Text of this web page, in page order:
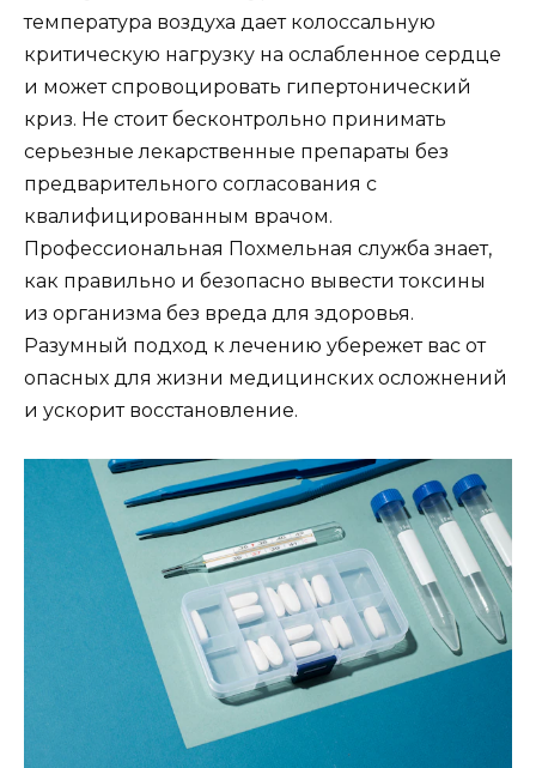
температура воздуха дает колоссальную
критическую нагрузку на ослабленное сердце
и может спровоцировать гипертонический
криз. Не стоит бесконтрольно принимать
серьезные лекарственные препараты без
предварительного согласования с
квалифицированным врачом.
Профессиональная Похмельная служба знает,
как правильно и безопасно вывести токсины
из организма без вреда для здоровья.
Разумный подход к лечению убережет вас от
опасных для жизни медицинских осложнений
и ускорит восстановление.